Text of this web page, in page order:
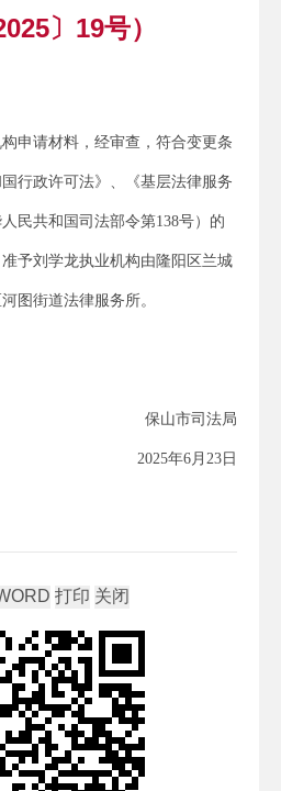
〕19号）
申请材料，经审查，符合变更条
行政许可法》、《基层法律服务
民共和国司法部令第138号）的
予刘学龙执业机构由隆阳区兰城
图街道法律服务所。
保山市司法局
2025年6月23日